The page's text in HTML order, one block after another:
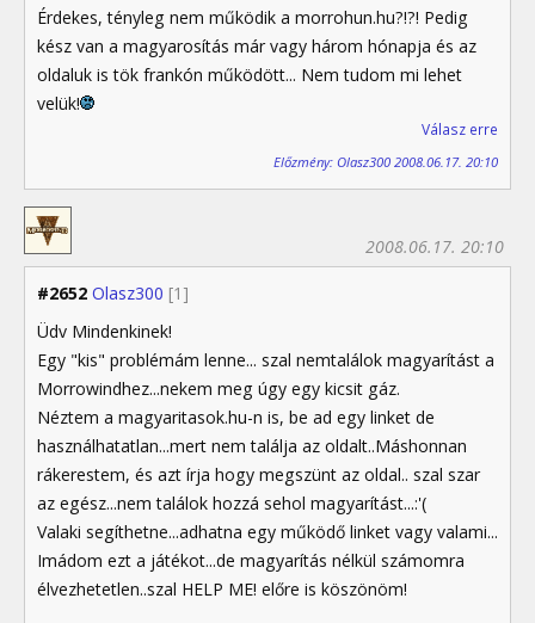
Érdekes, tényleg nem működik a morrohun.hu?!?! Pedig
kész van a magyarosítás már vagy három hónapja és az
oldaluk is tök frankón működött... Nem tudom mi lehet
velük!
Válasz erre
Előzmény: Olasz300 2008.06.17. 20:10
#2652 Olasz300 [1]
2008.06.17. 20:10
Üdv Mindenkinek!
Egy "kis" problémám lenne... szal nemtalálok magyarítást a
Morrowindhez...nekem meg úgy egy kicsit gáz.
Néztem a magyaritasok.hu-n is, be ad egy linket de
használhatatlan...mert nem találja az oldalt..Máshonnan
rákerestem, és azt írja hogy megszünt az oldal.. szal szar
az egész...nem találok hozzá sehol magyarítást...:'(
Valaki segíthetne...adhatna egy működő linket vagy valami...
Imádom ezt a játékot...de magyarítás nélkül számomra
élvezhetetlen..szal HELP ME! előre is köszönöm!